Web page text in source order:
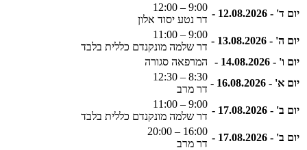
יום ד' - 12.08.2026 -
9:00 – 12:00
דר נטע יסוד אלון
יום ה' - 13.08.2026 -
9:00 – 11:00
דר שלמה מונקנדם כללית בלבד
יום ו' - 14.08.2026 -
המרפאה סגורה
יום א' - 16.08.2026 -
8:30 – 12:30
דר מרב
יום ב' - 17.08.2026 -
9:00 – 11:00
דר שלמה מונקנדם כללית בלבד
יום ב' - 17.08.2026 -
16:00 – 20:00
דר מרב